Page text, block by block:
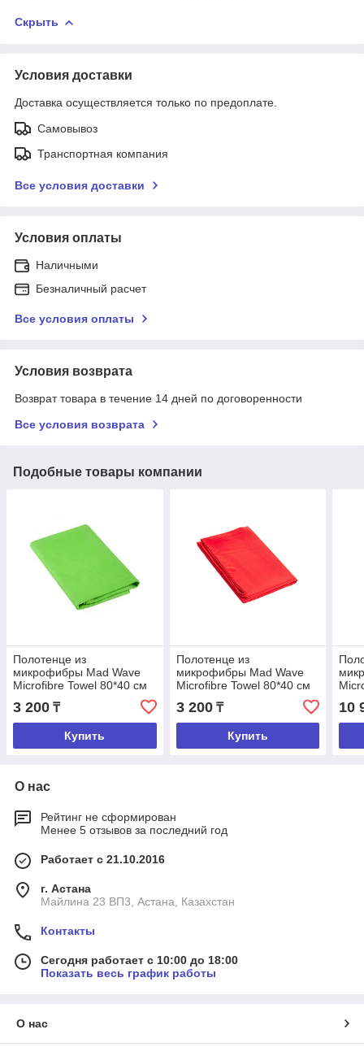
Скрыть
Условия доставки
Доставка осуществляется только по предоплате.
Самовывоз
Транспортная компания
Все условия доставки
Условия оплаты
Наличными
Безналичный расчет
Все условия оплаты
Условия возврата
Возврат товара в течение 14 дней по договоренности
Все условия возврата
Подобные товары компании
Полотенце из
микрофибры Mad Wave
Microfibre Towel 80*40 см
3 200 ₸
Купить
Полотенце из
микрофибры Mad Wave
Microfibre Towel 80*40 см
3 200₸
Купить
10
О нас
Рейтинг не сформирован
Менее 5 отзывов за последний год
Работает с 21.10.2016
г. Астана
Майлина 23 ВП3, Астана, Казахстан
Контакты
Сегодня работает с 10:00 до 18:00
Показать весь график работы
О нас